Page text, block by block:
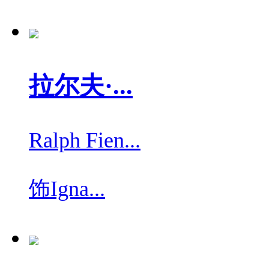
拉尔夫·...
Ralph Fien...
饰Igna...